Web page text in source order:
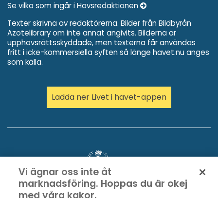
Se vilka som ingår i Havsredaktionen
Texter skrivna av redaktörerna. Bilder från Bildbyrån
Azotelibrary om inte annat angivits. Bilderna är
upphovsrättsskyddade, men texterna får användas
fritt i icke-kommersiella syften så länge havet.nu anges
som källa.
Ladda ner Livet i havet-appen
Vi ägnar oss inte åt
marknadsföring. Hoppas du är okej
med våra kakor.